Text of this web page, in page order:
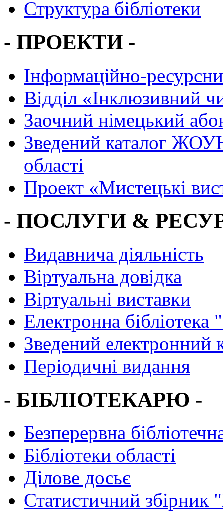
Структура бібліотеки
- ПРОЕКТИ -
Інформаційно-
Вiддiл «Інклюзивний
Заочний німецький
Зведений каталог
області
Проект «Мистецькі
- ПОСЛУГИ &
Видавнича діяльність
Віртуальна довідка
Віртуальні виставки
Електронна
Зведений електронний
Періодичні видання
- БІБЛІОТЕКАРЮ -
Безперервна
Бібліотеки області
Ділове досьє
Статистичний